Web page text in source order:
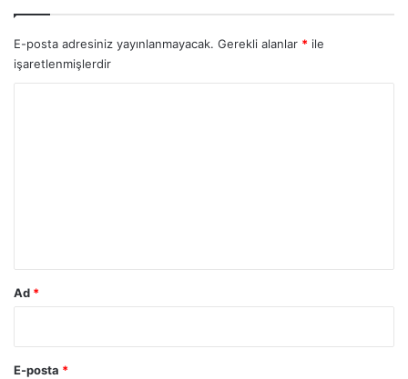
E-posta adresiniz yayınlanmayacak. Gerekli alanlar * ile
işaretlenmişlerdir
Ad *
E-posta *